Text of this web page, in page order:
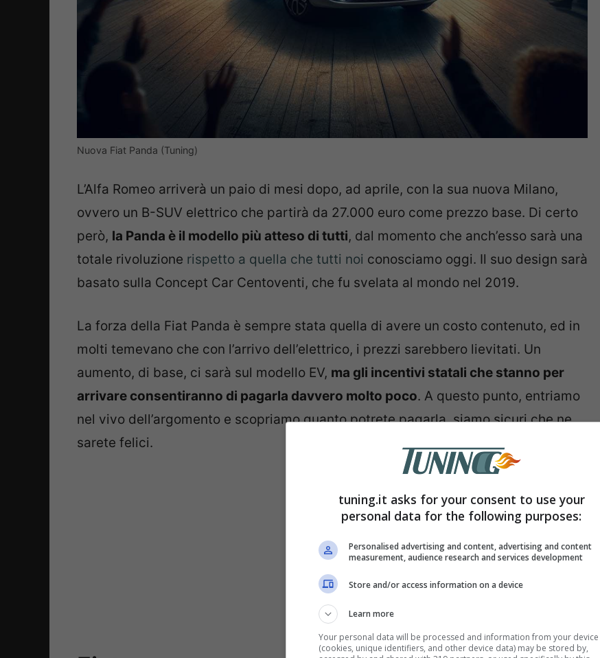
Nuova Fiat Panda (Tuning)
L’Alfa Romeo arriverà un paio di mesi dopo, ad aprile, con la sua nuova Milano,
ovvero un B-SUV elettrico che partirà da 27.000 euro come prezzo base. Di certo
però, la Panda è il modello più atteso di tutti, dal momento che anch’esso sarà una
totale rivoluzione rispetto a quella che tutti noi conosciamo oggi. Il suo design sarà
basato sulla Concept Car Centoventi, che fu svelata al mondo nel 2019.
La forza della Fiat Panda è sempre stata quella di avere un costo contenuto, ed in
molti temevano che con l’arrivo dell’elettrico, i prezzi sarebbero lievitati. Un
aumento, di base, ci sarà sul modello EV, ma gli incentivi statali che stanno per
arrivare consentiranno di pagarla davvero molto poco. A questo punto, entriamo
nel vivo dell’argomento e scopriamo quanto potrete pagarla, siamo sicuri che ne
sarete felici.
tuning.it asks for your consent to use your
personal data for the following purposes:
Personalised advertising and content, advertising and content
measurement, audience research and services development
Store and/or access information on a device
Learn more
Your personal data will be processed and information from your device
(cookies, unique identifiers, and other device data) may be stored by,